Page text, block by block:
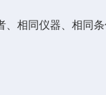
、相同仪器、相同